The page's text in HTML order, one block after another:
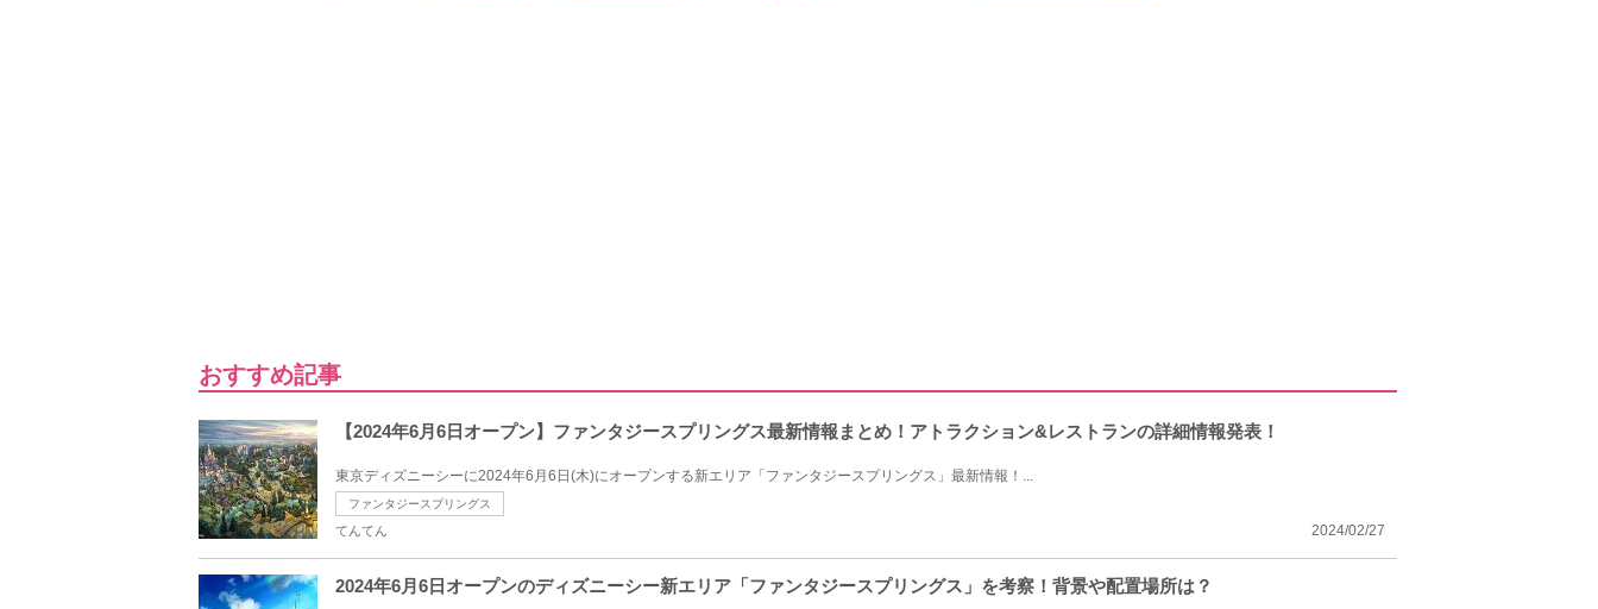
おすすめ記事
【2024年6月6日オープン】ファンタジースプリングス最新情報まとめ！アトラクション&レストランの詳細情報発表！
東京ディズニーシーに2024年6月6日(木)にオープンする新エリア「ファンタジースプリングス」最新情報！...
ファンタジースプリングス
2024/02/27
てんてん
2024年6月6日オープンのディズニーシー新エリア「ファンタジースプリングス」を考察！背景や配置場所は？